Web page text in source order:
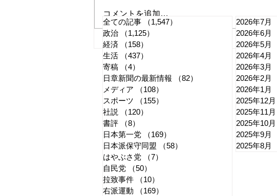
日本第一党が副党首の逮捕認
める 桜井誠党首も任命責任
認め
コメントを追加…
全ての記事
（1,547）
政治
（1,125）
経済
（158）
生活
（437）
寄稿
（4）
日章新聞の最新情報
（82）
82件の記事
メディア
（108）
スポーツ
（155）
社説
（120）
書評
（8）
日本第一党
（169）
日本派保守同盟
（58）
はやぶさ党
（7）
自民党
（50）
拉致事件
（10）
右派運動
（169）
2026年7月
2026年6月
2026年5月
2026年4月
2026年3月
2026年2月
2026年1月
2025年12月
2025年11月
2025年10月
2025年9月
2025年8月